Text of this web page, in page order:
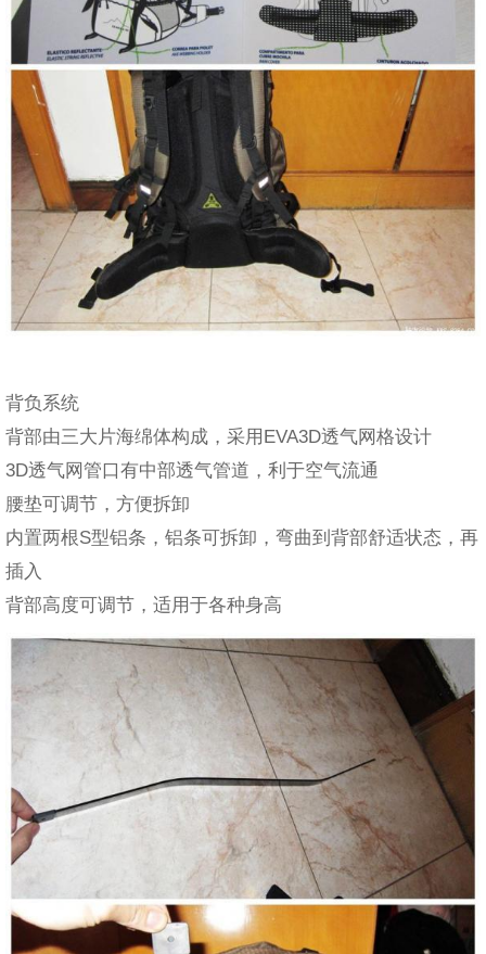
背负系统
背部由三大片海绵体构成，采用EVA3D透气网格设计
3D透气网管口有中部透气管道，利于空气流通
腰垫可调节，方便拆卸
内置两根S型铝条，铝条可拆卸，弯曲到背部舒适状态，再
插入
背部高度可调节，适用于各种身高